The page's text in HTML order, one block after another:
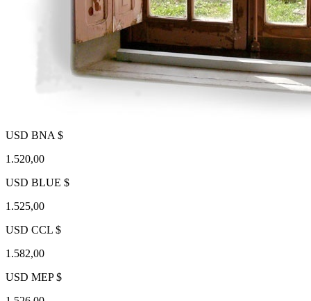
USD BNA $
1.520,00
USD BLUE $
1.525,00
USD CCL $
1.582,00
USD MEP $